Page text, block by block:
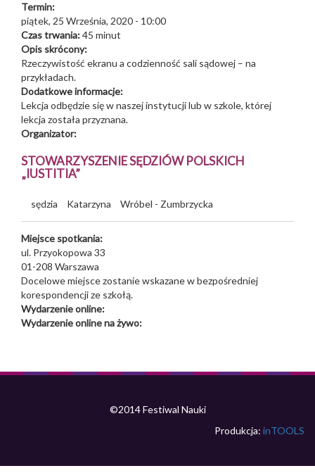
Termin:
piątek, 25 Września, 2020 - 10:00
Czas trwania:45 minut
Opis skrócony:
Rzeczywistość ekranu a codzienność sali sądowej – na
przykładach.
Dodatkowe informacje:
Lekcja odbędzie się w naszej instytucji lub w szkole, której
lekcja została przyznana.
Organizator:
STOWARZYSZENIE SĘDZIÓW POLSKICH
„IUSTITIA”
sędzia Katarzyna Wróbel - Zumbrzycka
Miejsce spotkania:
ul. Przyokopowa 33
01-208 Warszawa
Docelowe miejsce zostanie wskazane w bezpośredniej
korespondencji ze szkołą.
Wydarzenie online:
Wydarzenie online na żywo:
©2014 Festiwal Nauki
Produkcja: inTOOLS